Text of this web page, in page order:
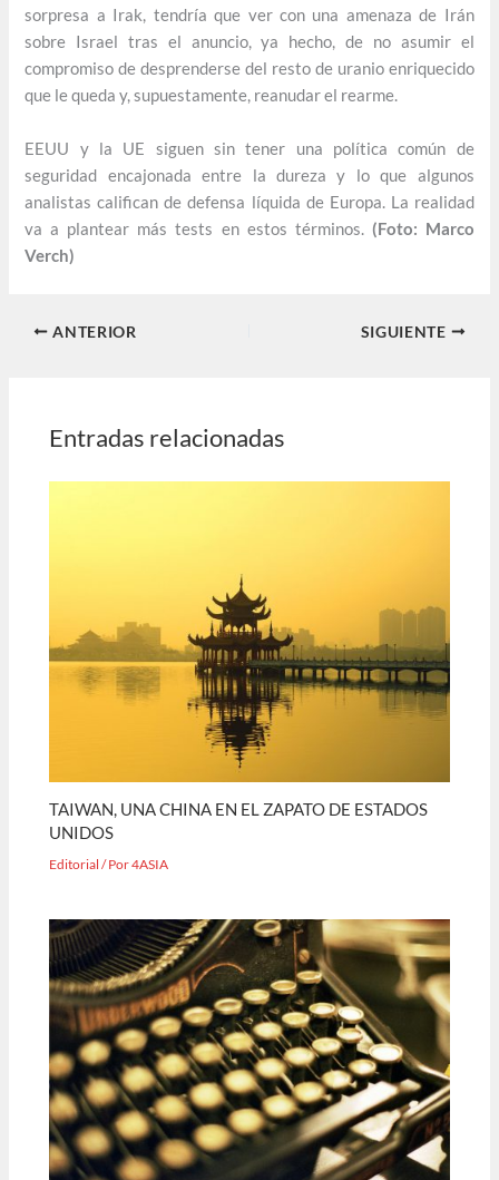
sorpresa a Irak, tendría que ver con una amenaza de Irán
sobre Israel tras el anuncio, ya hecho, de no asumir el
compromiso de desprenderse del resto de uranio enriquecido
que le queda y, supuestamente, reanudar el rearme.
EEUU y la UE siguen sin tener una política común de
seguridad encajonada entre la dureza y lo que algunos
analistas califican de defensa líquida de Europa. La realidad
va a plantear más tests en estos términos. (Foto: Marco
Verch)
ANTERIOR SIGUIENTE
Entradas relacionadas
TAIWAN, UNA CHINA EN EL ZAPATO DE ESTADOS
UNIDOS
Editorial / Por4ASIA